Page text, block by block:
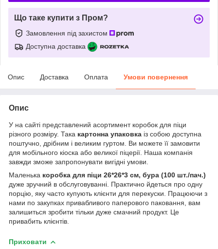
Що таке купити з Пром?
Замовлення під захистом
Доступна доставка
Опис Доставка Оплата Умови повернення
Опис
У на сайті представлений асортимент коробок для піци
різного розміру. Така картонна упаковка із собою доступна
поштучно, дрібним і великим гуртом. Ви можете її замовити
для мобільного кіоска або великої піцерії. Наша компанія
завжди зможе запропонувати вигідні умови.
Маленька коробка для піци 26*26*3 см, бура (100 шт./пач.)
дуже зручний в обслуговуванні. Практично йдеться про одну
порцію, яку часто купують клієнти для перекуски. Працюючи з
нами по закупках привабливого паперового паковання, вам
залишиться зробити тільки дуже смачний продукт. Це
привабить клієнтів.
Приховати